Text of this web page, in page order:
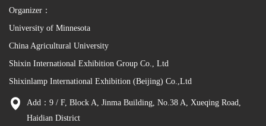
Organizer：
University of Minnesota
China Agricultural University
Shixin International Exhibition Group Co., Ltd
Shixinlamp International Exhibition (Beijing) Co.,Ltd
Add：9 / F, Block A, Jinma Building, No.38 A, Xueqing Road,
Haidian District